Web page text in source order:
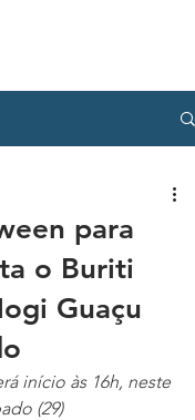
para
o Buriti
Guaçu
início às 16h, neste
(29)